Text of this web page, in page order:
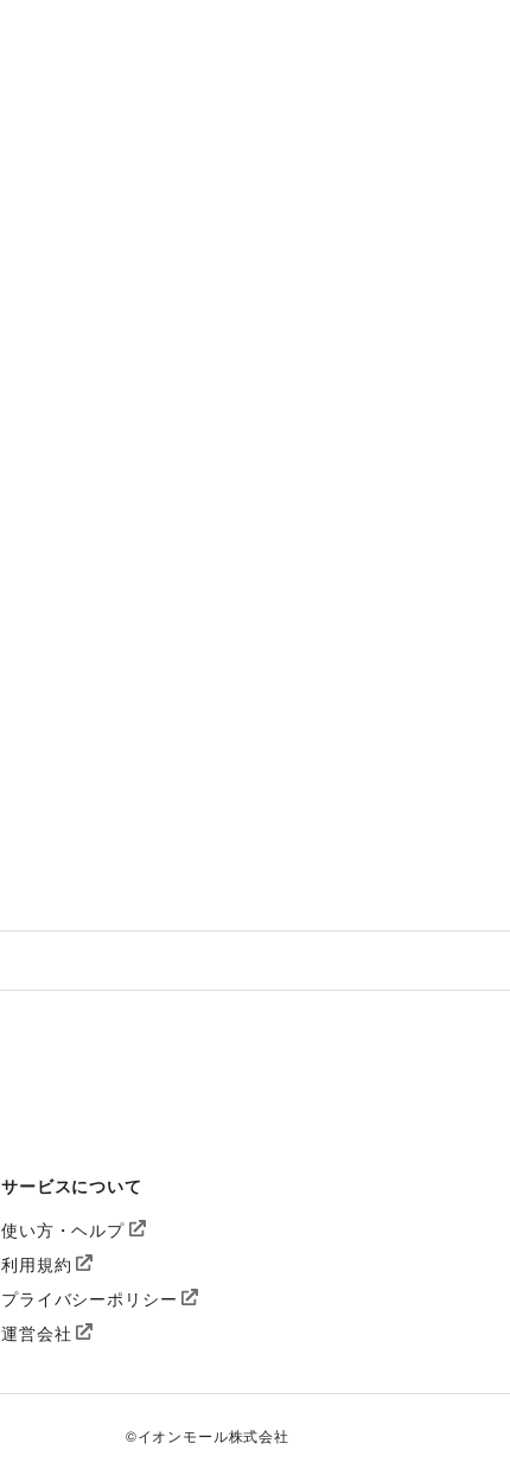
サービスについて
使い方・ヘルプ
利用規約
プライバシーポリシー
運営会社
©イオンモール株式会社